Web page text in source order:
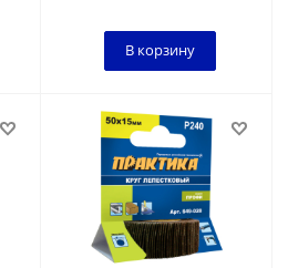
В корзину